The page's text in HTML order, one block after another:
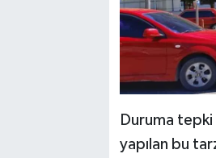
Duruma
yapılan bu